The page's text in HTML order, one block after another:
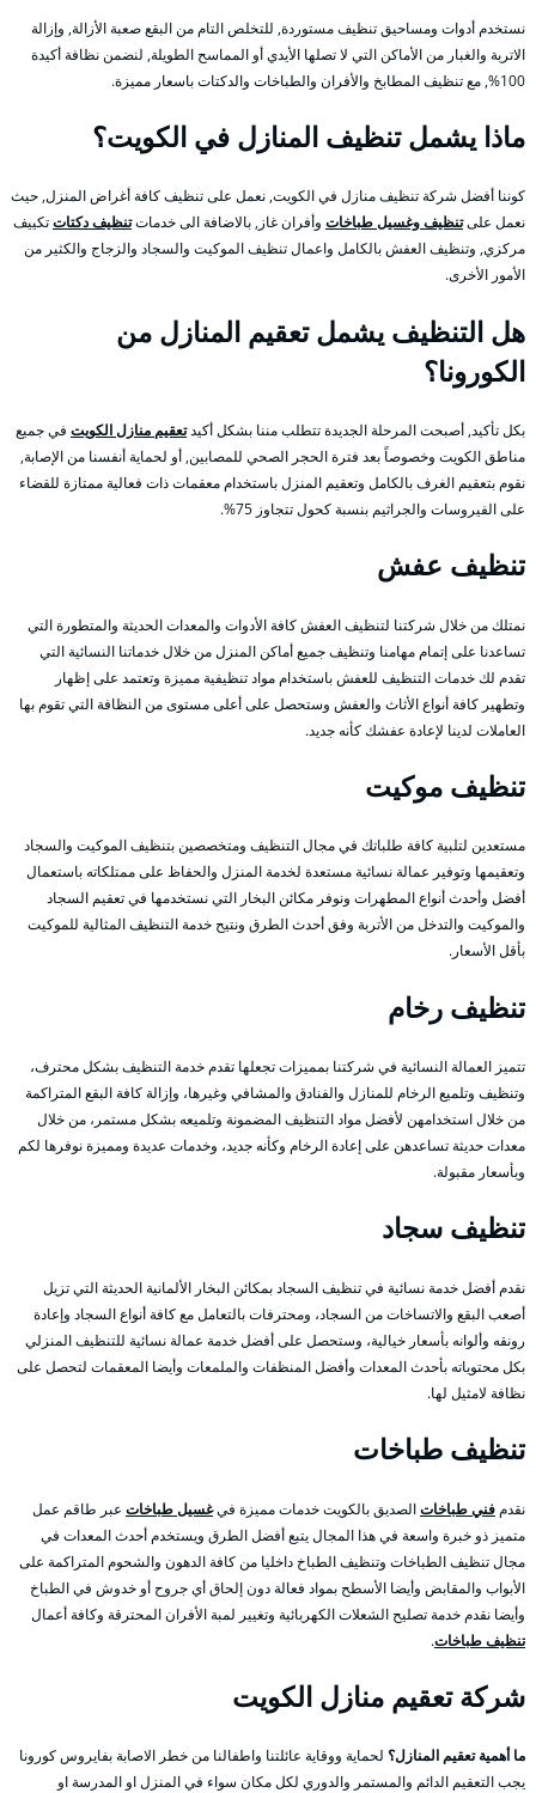
نستخدم أدوات ومساحيق تنظيف مستوردة, للتخلص التام من البقع صعبة الأزالة, وإزالة
الاتربة والغبار من الأماكن التي لا تصلها الأيدي أو المماسح الطويلة, لنضمن نظافة أكيدة
100%, مع تنظيف المطابخ والأفران والطباخات والدكتات باسعار مميزة.
ماذا يشمل تنظيف المنازل في الكويت؟
كوننا أفضل شركة تنظيف منازل في الكويت, نعمل على تنظيف كافة أغراض المنزل, حيث
نعمل علىتنظيف وغسيل طباخات وأفران غاز, بالاضافة الى خدماتتنظيف دكتاتتكييف
مركزي, وتنظيف العفش بالكامل واعمال تنظيف الموكيت والسجاد والزجاج والكثير من
الأمور الأخرى.
هل التنظيف يشمل تعقيم المنازل من
الكورونا؟
بكل تأكيد, أصبحت المرحلة الجديدة تتطلب مننا بشكل أكيدتعقيم منازل الكويت في جميع
مناطق الكويت وخصوصاً بعد فترة الحجر الصحي للمصابين, أو لحماية أنفسنا من الإصابة,
نقوم بتعقيم الغرف بالكامل وتعقيم المنزل باستخدام معقمات ذات فعالية ممتازة للقضاء
على الفيروسات والجراثيم بنسبة كحول تتجاوز 75%.
تنظيف عفش
نمتلك من خلال شركتنا لتنظيف العفش كافة الأدوات والمعدات الحديثة والمتطورة التي
تساعدنا على إتمام مهامنا وتنظيف جميع أماكن المنزل من خلال خدماتنا النسائية التي
تقدم لك خدمات التنظيف للعفش باستخدام مواد تنظيفية مميزة وتعتمد على إظهار
وتطهير كافة أنواع الأثاث والعفش وستحصل على أعلى مستوى من النظافة التي تقوم بها
العاملات لدينا لإعادة عفشك كأنه جديد.
تنظيف موكيت
مستعدين لتلبية كافة طلباتك في مجال التنظيف ومتخصصين بتنظيف الموكيت والسجاد
وتعقيمها وتوفير عمالة نسائية مستعدة لخدمة المنزل والحفاظ على ممتلكاته باستعمال
أفضل وأحدث أنواع المطهرات ونوفر مكائن البخار التي نستخدمها في تعقيم السجاد
والموكيت والتدخل من الأتربة وفق أحدث الطرق ونتيح خدمة التنظيف المثالية للموكيت
بأقل الأسعار.
تنظيف رخام
تتميز العمالة النسائية في شركتنا بمميزات تجعلها تقدم خدمة التنظيف بشكل محترف،
وتنظيف وتلميع الرخام للمنازل والفنادق والمشافي وغيرها، وإزالة كافة البقع المتراكمة
من خلال استخدامهن لأفضل مواد التنظيف المضمونة وتلميعه بشكل مستمر، من خلال
معدات حديثة تساعدهن على إعادة الرخام وكأنه جديد، وخدمات عديدة ومميزة نوفرها لكم
وبأسعار مقبولة.
تنظيف سجاد
نقدم أفضل خدمة نسائية في تنظيف السجاد بمكائن البخار الألمانية الحديثة التي تزيل
أصعب البقع والاتساخات من السجاد، ومحترفات بالتعامل مع كافة أنواع السجاد وإعادة
رونقه وألوانه بأسعار خيالية، وستحصل على أفضل خدمة عمالة نسائية للتنظيف المنزلي
بكل محتوياته بأحدث المعدات وأفضل المنظفات والملمعات وأيضا المعقمات لتحصل على
نظافة لامثيل لها.
تنظيف طباخات
نقدم فني طباخاتالصديق بالكويت خدمات مميزة فيغسيل طباخات عبر طاقم عمل
متميز ذو خبرة واسعة في هذا المجال يتبع أفضل الطرق ويستخدم أحدث المعدات في
مجال تنظيف الطباخات وتنظيف الطباخ داخليا من كافة الدهون والشحوم المتراكمة على
الأبواب والمقابض وأيضا الأسطح بمواد فعالة دون إلحاق أي جروح أو خدوش في الطباخ
وأيضا نقدم خدمة تصليح الشعلات الكهربائية وتغيير لمبة الأفران المحترقة وكافة أعمال
تنظيف طباخات.
شركة تعقيم منازل الكويت
ما أهمية تعقيم المنازل؟ لحماية ووقاية عائلتنا واطفالنا من خطر الاصابة بفايروس كورونا
يجب التعقيم الدائم والمستمر والدوري لكل مكان سواء في المنزل او المدرسة او